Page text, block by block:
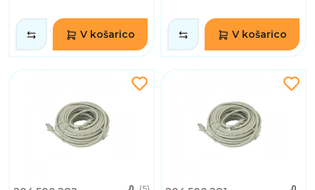
V košarico V košarico